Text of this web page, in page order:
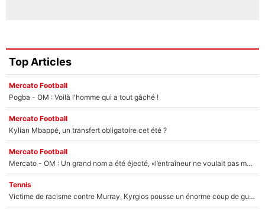
Top Articles
Mercato Football
Pogba - OM : Voilà l'homme qui a tout gâché !
Mercato Football
Kylian Mbappé, un transfert obligatoire cet été ?
Mercato Football
Mercato - OM : Un grand nom a été éjecté, «l’entraîneur ne voulait pas me conserver»
Tennis
Victime de racisme contre Murray, Kyrgios pousse un énorme coup de gueule !